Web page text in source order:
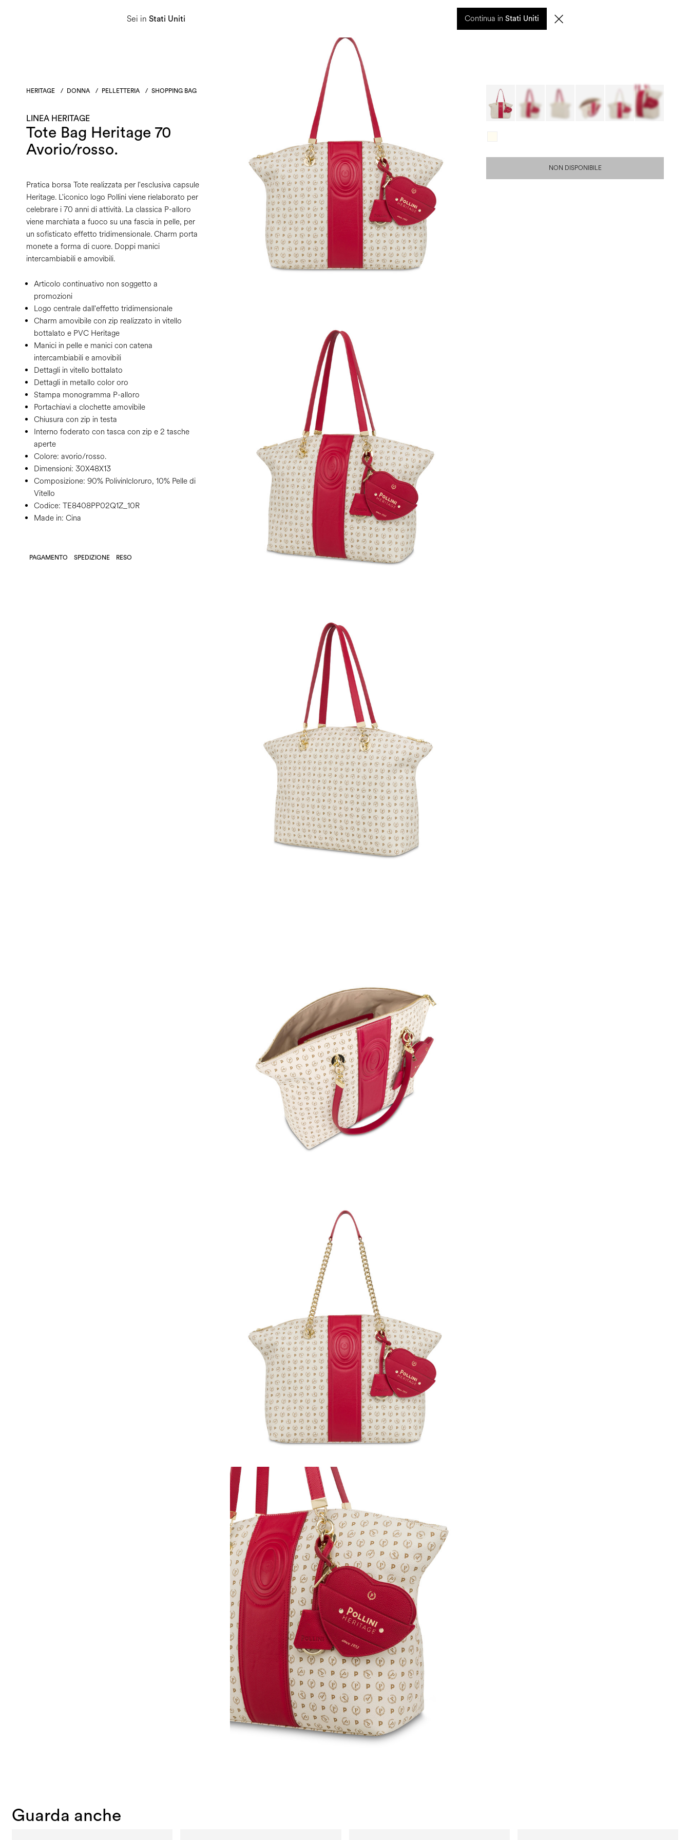
Sei in Stati Uniti Continua in Stati Uniti
Uomo Linea Heritage CERCA
HERITAGE / DONNA / PELLETTERIA / SHOPPING BAG
LINEA HERITAGE
Tote Bag Heritage 70
Avorio/rosso.
Pratica borsa Tote realizzata per l'esclusiva capsule
Heritage. L'iconico logo Pollini viene rielaborato per
celebrare i 70 anni di attività. La classica P-alloro
viene marchiata a fuoco su una fascia in pelle, per
un sofisticato effetto tridimensionale. Charm porta
monete a forma di cuore. Doppi manici
intercambiabili e amovibili.
Articolo continuativo non soggetto a
promozioni
Logo centrale dall'effetto tridimensionale
Charm amovibile con zip realizzato in vitello
bottalato e PVC Heritage
Manici in pelle e manici con catena
intercambiabili e amovibili
Dettagli in vitello bottalato
Dettagli in metallo color oro
Stampa monogramma P-alloro
Portachiavi a clochette amovibile
Chiusura con zip in testa
Interno foderato con tasca con zip e 2 tasche
aperte
Colore: avorio/rosso.
Dimensioni: 30X48X13
Composizione: 90% Polivinlcloruro, 10% Pelle di
Vitello
Codice: TE8408PP02Q1Z_10R
Made in: Cina
PAGAMENTO SPEDIZIONE RESO
NON DISPONIBILE
Guarda anche